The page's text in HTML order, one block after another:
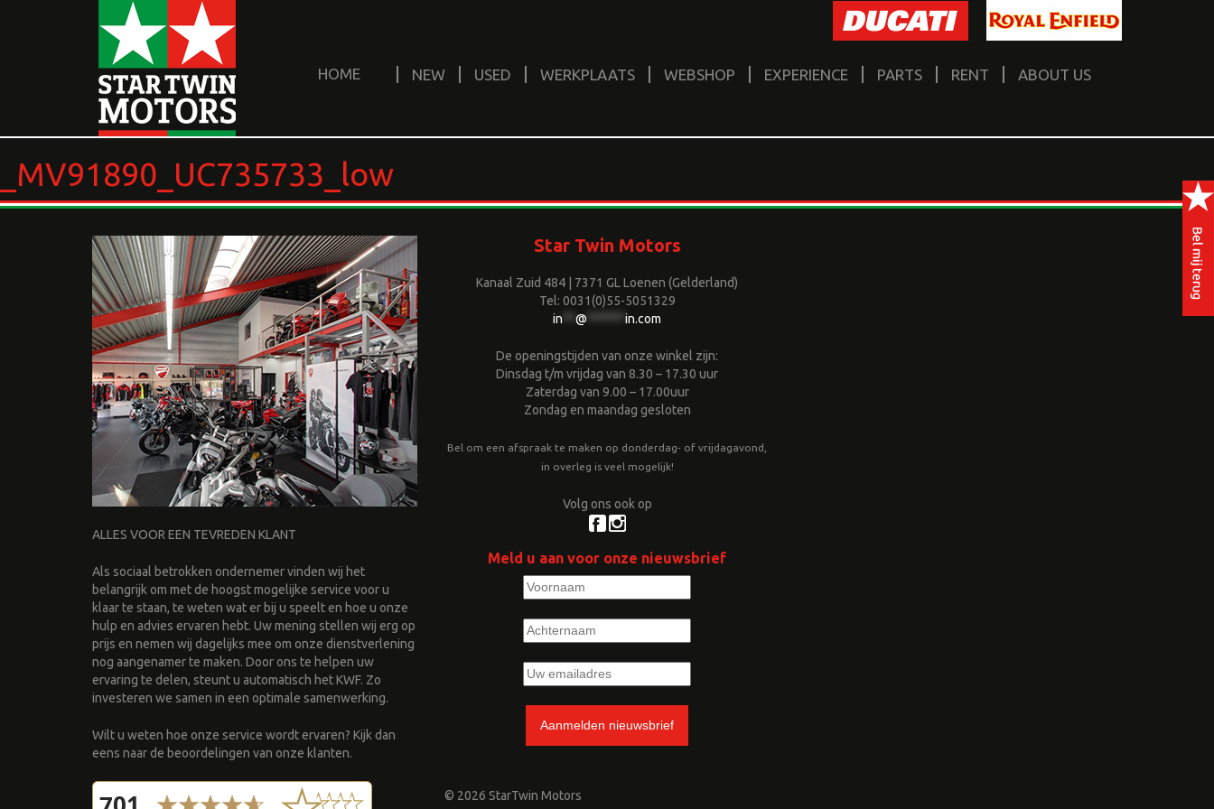
HOME NEW USED WERKPLAATS WEBSHOP EXPERIENCE PARTS RENT ABOUT US
_MV91890_UC735733_low
ALLES VOOR EEN TEVREDEN KLANT
Als sociaal betrokken ondernemer vinden wij het
belangrijk om met de hoogst mogelijke service voor u
klaar te staan, te weten wat er bij u speelt en hoe u onze
hulp en advies ervaren hebt. Uw mening stellen wij erg op
prijs en nemen wij dagelijks mee om onze dienstverlening
nog aangenamer te maken. Door ons te helpen uw
ervaring te delen, steunt u automatisch het KWF. Zo
investeren we samen in een optimale samenwerking.
Wilt u weten hoe onze service wordt ervaren? Kijk dan
eens naar de beoordelingen van onze klanten.
Star Twin Motors
Kanaal Zuid 484 | 7371 GL Loenen (Gelderland)
Tel: 0031(0)55-5051329
in
@ in.com
De openingstijden van onze winkel zijn:
Dinsdag t/m vrijdag van 8.30 – 17.30 uur
Zaterdag van 9.00 – 17.00uur
Zondag en maandag gesloten
Bel om een afspraak te maken op donderdag- of vrijdagavond,
in overleg is veel mogelijk!
Volg ons ook op
Meld u aan voor onze nieuwsbrief
© 2026 StarTwin Motors